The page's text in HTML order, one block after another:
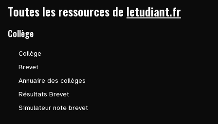
Toutes les ressources de letudiant.fr
Collège
Collège
Brevet
Annuaire des collèges
Résultats Brevet
Simulateur note brevet